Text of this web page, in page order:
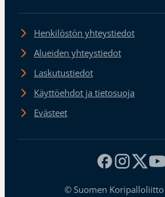
Henkilöstön yhteystiedot
Alueiden yhteystiedot
Laskutustiedot
Käyttöehdot ja tietosuoja
Evästeet
© Suomen